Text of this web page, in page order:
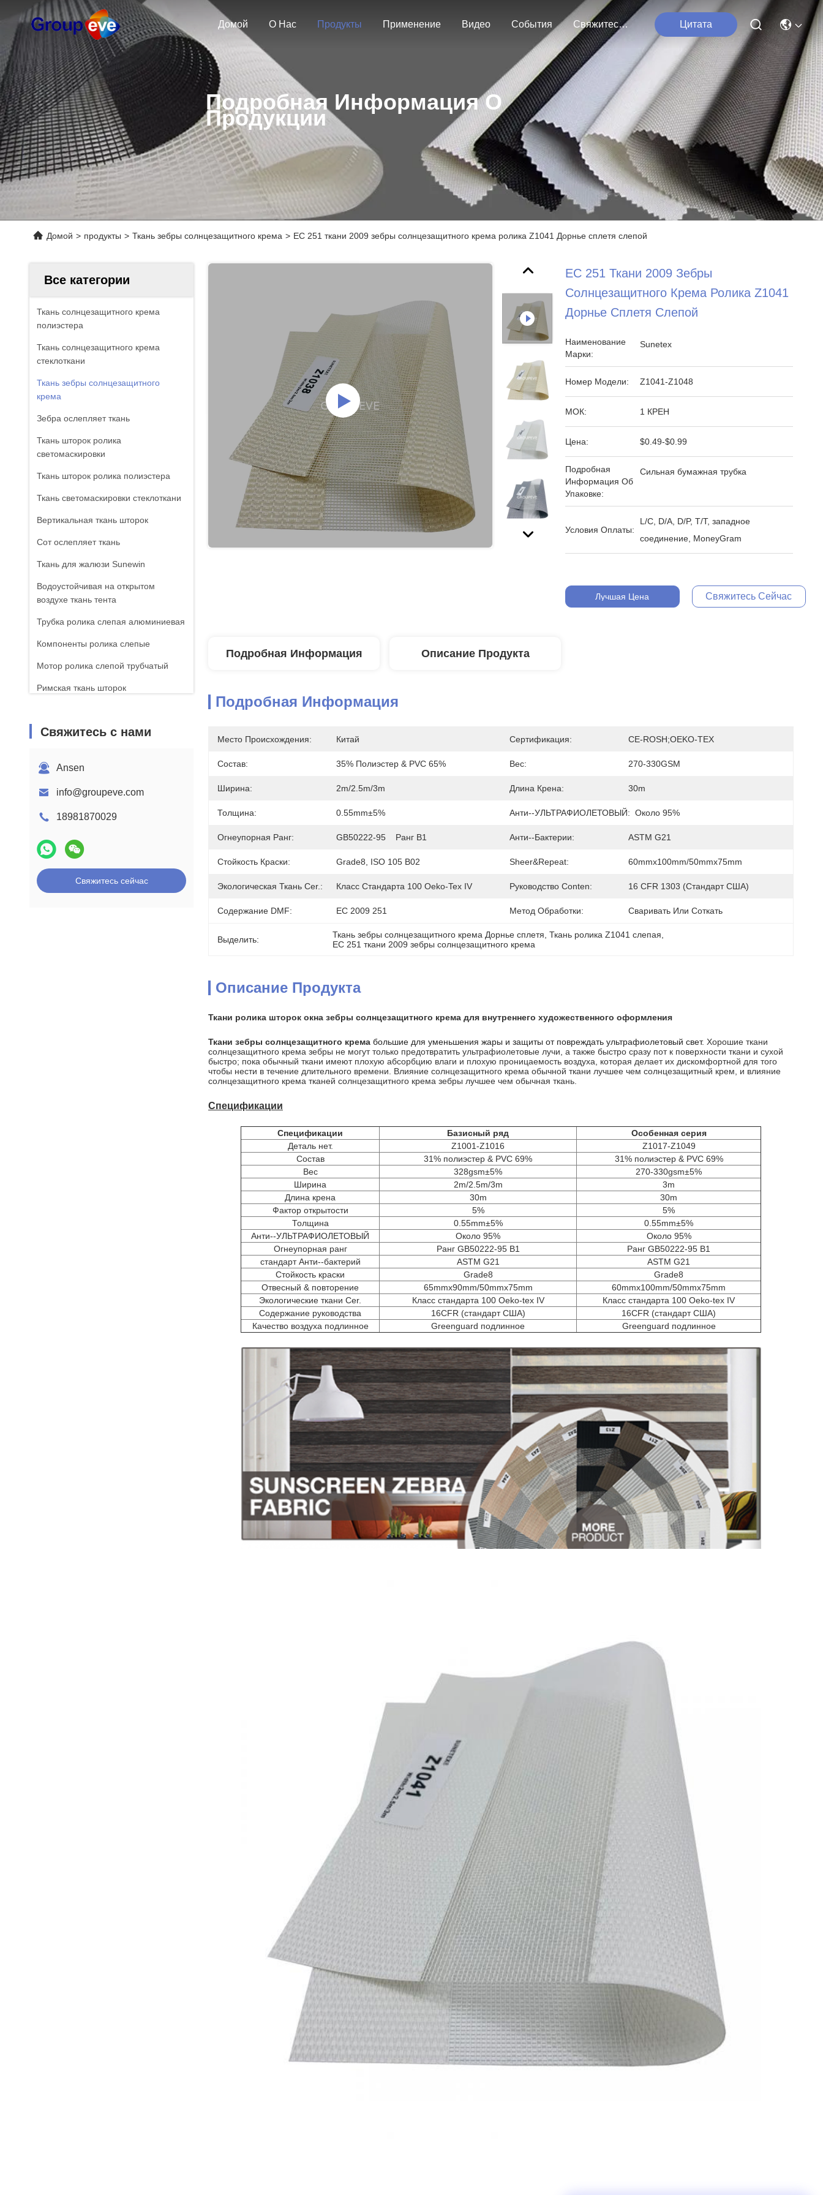
Домой О Нас Продукты Применение Видео События Свяжитесь С Нами Цитата
Подробная Информация О
Продукции
Домой > продукты > Ткань зебры солнцезащитного крема > EC 251 ткани 2009 зебры солнцезащитного крема ролика Z1041 Дорнье сплетя слепой
Все категории
Ткань солнцезащитного крема
полиэстера
Ткань солнцезащитного крема
стеклоткани
Ткань зебры солнцезащитного
крема
Зебра ослепляет ткань
Ткань шторок ролика
светомаскировки
Ткань шторок ролика полиэстера
Ткань светомаскировки стеклоткани
Вертикальная ткань шторок
Сот ослепляет ткань
Ткань для жалюзи Sunewin
Водоустойчивая на открытом
воздухе ткань тента
Трубка ролика слепая алюминиевая
Компоненты ролика слепые
Мотор ролика слепой трубчатый
Римская ткань шторок
Свяжитесь с нами
Ansen
info@groupeve.com
18981870029
Свяжитесь сейчас
EC 251 Ткани 2009 Зебры
Солнцезащитного Крема Ролика Z1041
Дорнье Сплетя Слепой
Наименование
Марки:
Sunetex
Номер Модели: Z1041-Z1048
МОК: 1 КРЕН
Цена: $0.49-$0.99
Подробная
Информация Об
Упаковке:
Сильная бумажная трубка
Условия Оплаты:
L/C, D/A, D/P, T/T, западное
соединение, MoneyGram
Лучшая Цена Свяжитесь Сейчас
Подробная Информация Описание Продукта
Подробная Информация
Место Происхождения: Китай Сертификация: CE-ROSH;OEKO-TEX
Состав: 35% Полиэстер & PVC 65% Вес: 270-330GSM
Ширина: 2m/2.5m/3m Длина Крена: 30m
Толщина: 0.55mm±5% Анти--УЛЬТРАФИОЛЕТОВЫЙ: Около 95%
Огнеупорная Ранг: GB50222-95    Ранг B1 Анти--бактерии: ASTM G21
Стойкость Краски: Grade8, ISO 105 B02 Sheer&Repeat: 60mmx100mm/50mmx75mm
Экологическая Ткань Cer.: Класс Стандарта 100 Oeko-Tex IV Руководство Conten: 16 CFR 1303 (стандарт США)
Содержание DMF: EC 2009 251 Метод Обработки: Сваривать Или Соткать
Выделить: Ткань зебры солнцезащитного крема Дорнье сплетя , Ткань ролика Z1041 слепая
EC 251 ткани 2009 зебры солнцезащитного крема
Описание Продукта
Ткани ролика шторок окна зебры солнцезащитного крема для внутреннего художественного оформления
Ткани зебры солнцезащитного крема большие для уменьшения жары и защиты от повреждать ультрафиолетовый свет. Хорошие ткани
солнцезащитного крема зебры не могут только предотвратить ультрафиолетовые лучи, а также быстро сразу пот к поверхности ткани и сухой
быстро; пока обычный ткани имеют плохую абсорбцию влаги и плохую проницаемость воздуха, которая делает их дискомфортной для того
чтобы нести в течение длительного времени. Влияние солнцезащитного крема обычной ткани лучшее чем солнцезащитный крем, и влияние
солнцезащитного крема тканей солнцезащитного крема зебры лучшее чем обычная ткань.
Спецификации
Спецификации Базисный ряд
Особенная серия
Деталь нет.
Z1001-Z1016
Z1017-Z1049
Состав
31% полиэстер & PVC 69%
31% полиэстер & PVC 69%
Вес
328gsm±5%
270-330gsm±5%
Ширина
2m/2.5m/3m
3m
Длина крена
30m
30m
Фактор открытости
5%
5%
Толщина
0.55mm±5%
0.55mm±5%
Анти--УЛЬТРАФИОЛЕТОВЫЙ
Около 95%
Около 95%
Огнеупорная ранг
Ранг GB50222-95 B1
Ранг GB50222-95 B1
стандарт Анти--бактерий
ASTM G21
ASTM G21
Стойкость краски
Grade8
Grade8
Отвесный & повторение
65mmx90mm/50mmx75mm
60mmx100mm/50mmx75mm
Экологические ткани Cer.
Класс стандарта 100 Oeko-tex IV
Класс стандарта 100 Oeko-tex IV
Содержание руководства
16CFR (стандарт США)
16CFR (стандарт США)
Качество воздуха подлинное
Greenguard подлинное Greenguard подлинное